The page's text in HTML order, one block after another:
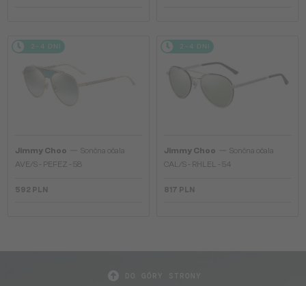
2-4 DNI
Jimmy Choo
Sončna očala
AVE/S - PEFEZ - 58
592 PLN
2-4 DNI
Jimmy Choo
Sončna očala
CAL/S - RHLEL - 54
817 PLN